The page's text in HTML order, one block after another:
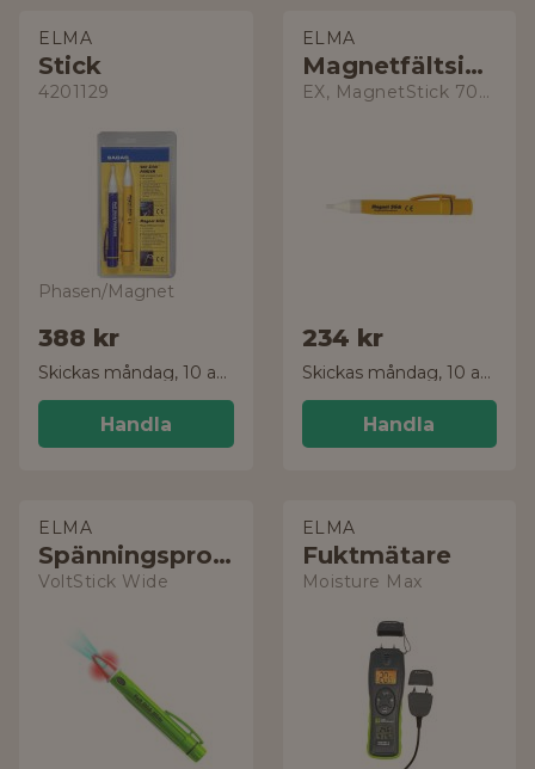
ELMA
Stick
4201129
Phasen/Magnet
388 kr
Skickas måndag, 10 aug.
Handla
ELMA
Magnetfältsindikator
EX, MagnetStick 702-62EX
234 kr
Skickas måndag, 10 aug.
Handla
ELMA
Spänningsprovare
VoltStick Wide
ELMA
Fuktmätare
Moisture Max